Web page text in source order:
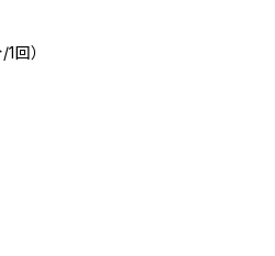
回）